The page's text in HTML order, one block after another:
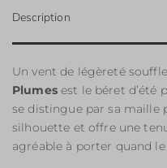
Description
Un vent de légèreté
Plumesest le béret d’été
se distingue par sa
silhouette et offre une
agréable à porter quand